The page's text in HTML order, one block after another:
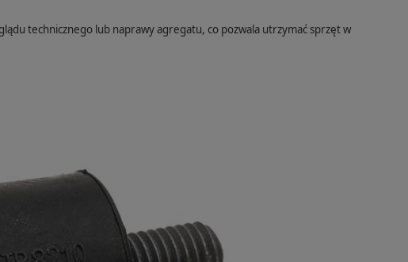
technicznego lub naprawy agregatu, co pozwala utrzymać sprzęt w